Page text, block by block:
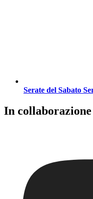
Serate del Sabato
In